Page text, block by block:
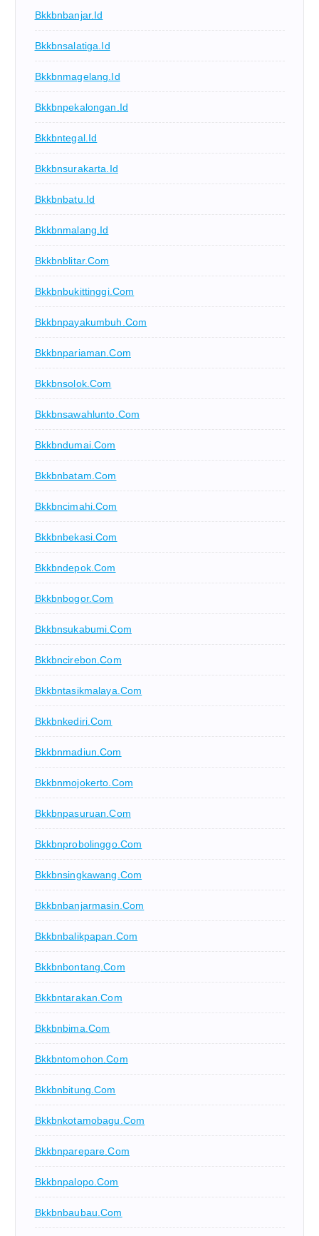
Bkkbnbanjar.id
Bkkbnsalatiga.id
Bkkbnmagelang.id
Bkkbnpekalongan.id
Bkkbntegal.id
Bkkbnsurakarta.id
Bkkbnbatu.id
Bkkbnmalang.id
Bkkbnblitar.com
Bkkbnbukittinggi.com
Bkkbnpayakumbuh.com
Bkkbnpariaman.com
Bkkbnsolok.com
Bkkbnsawahlunto.com
Bkkbndumai.com
Bkkbnbatam.com
Bkkbncimahi.com
Bkkbnbekasi.com
Bkkbndepok.com
Bkkbnbogor.com
Bkkbnsukabumi.com
Bkkbncirebon.com
Bkkbntasikmalaya.com
Bkkbnkediri.com
Bkkbnmadiun.com
Bkkbnmojokerto.com
Bkkbnpasuruan.com
Bkkbnprobolinggo.com
Bkkbnsingkawang.com
Bkkbnbanjarmasin.com
Bkkbnbalikpapan.com
Bkkbnbontang.com
Bkkbntarakan.com
Bkkbnbima.com
Bkkbntomohon.com
Bkkbnbitung.com
Bkkbnkotamobagu.com
Bkkbnparepare.com
Bkkbnpalopo.com
Bkkbnbaubau.com